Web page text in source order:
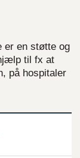
er en støtte og
til fx at
på hospitaler